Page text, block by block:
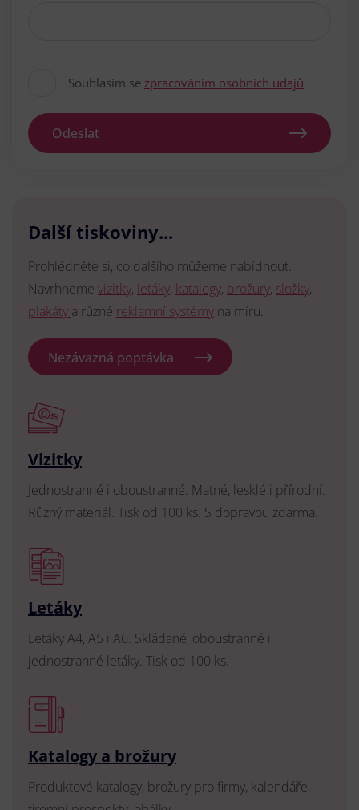
Souhlasím se zpracováním osobních údajů
Odeslat
Další tiskoviny...
Prohlédněte si, co dalšího můžeme nabídnout.
Navrhneme vizitky, letáky, katalogy, brožury, složky,
plakáty a různé reklamní systémy na míru.
Nezávazná poptávka
Vizitky
Jednostranné i oboustranné. Matné, lesklé i přírodní.
Různý materiál. Tisk od 100 ks. S dopravou zdarma.
Letáky
Letáky A4, A5 i A6. Skládané, oboustranné i
jednostranné letáky. Tisk od 100 ks.
Katalogy a brožury
Produktové katalogy, brožury pro firmy, kalendáře,